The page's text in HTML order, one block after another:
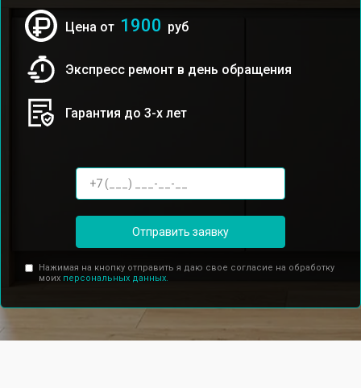
Цена от 1900 руб
Экспресс ремонт в день обращения
Гарантия до 3-х лет
Отправить заявку
Нажимая на кнопку отправить я даю свое согласие на обработку
моих персональных данных.